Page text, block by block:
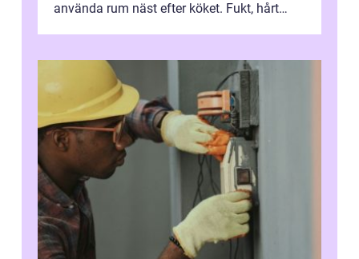
använda rum näst efter köket. Fukt, hårt